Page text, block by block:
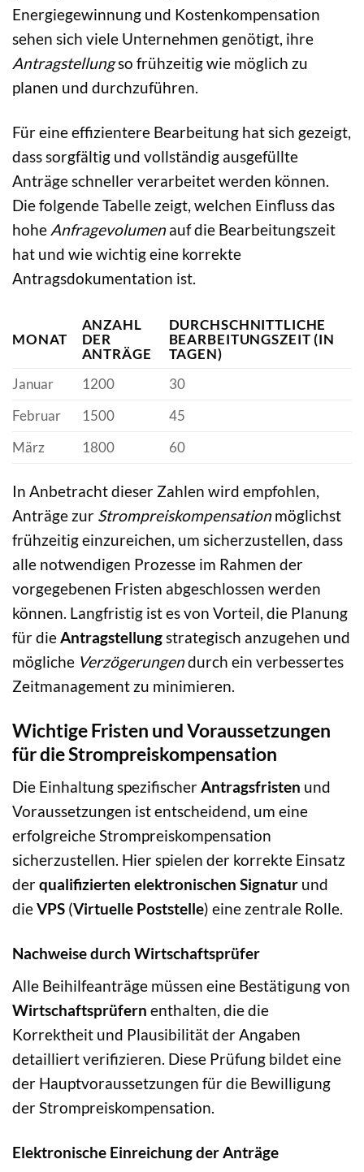
Energiegewinnung und Kostenkompensation
sehen sich viele Unternehmen genötigt, ihre
Antragstellungso frühzeitig wie möglich zu
planen und durchzuführen.
Für eine effizientere Bearbeitung hat sich gezeigt,
dass sorgfältig und vollständig ausgefüllte
Anträge schneller verarbeitet werden können.
Die folgende Tabelle zeigt, welchen Einfluss das
hohe Anfragevolumenauf die Bearbeitungszeit
hat und wie wichtig eine korrekte
Antragsdokumentation ist.
MONAT
ANZAHL
DER
ANTRÄGE
DURCHSCHNITTLICHE
BEARBEITUNGSZEIT (IN
TAGEN)
Januar
1200
30
Februar
1500
45
März
1800 60
In Anbetracht dieser Zahlen wird empfohlen,
Anträge zur Strompreiskompensationmöglichst
frühzeitig einzureichen, um sicherzustellen, dass
alle notwendigen Prozesse im Rahmen der
vorgegebenen Fristen abgeschlossen werden
können. Langfristig ist es von Vorteil, die Planung
für dieAntragstellungstrategisch anzugehen und
mögliche Verzögerungendurch ein verbessertes
Zeitmanagement zu minimieren.
Wichtige Fristen und Voraussetzungen
für die Strompreiskompensation
Die Einhaltung spezifischerAntragsfristen und
Voraussetzungen ist entscheidend, um eine
erfolgreiche Strompreiskompensation
sicherzustellen. Hier spielen der korrekte Einsatz
derqualifizierten elektronischen Signatur und
dieVPS (Virtuelle Poststelle) eine zentrale Rolle.
Nachweise durch Wirtschaftsprüfer
Alle Beihilfeanträge müssen eine Bestätigung von
Wirtschaftsprüfern enthalten, die die
Korrektheit und Plausibilität der Angaben
detailliert verifizieren. Diese Prüfung bildet eine
der Hauptvoraussetzungen für die Bewilligung
der Strompreiskompensation.
Elektronische Einreichung der Anträge